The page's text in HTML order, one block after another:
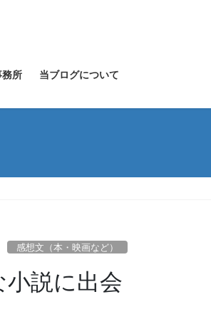
務所 当ブログについて
感想文（本・映画など）
説に出会